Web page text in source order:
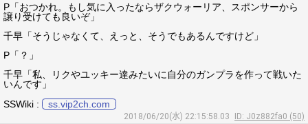
P「おつかれ。もし気に入ったならザクウォーリア、スポンサーから
譲り受けても良いぞ」
千早「そうじゃなくて、えっと、そうでもあるんですけど」
P「？」
千早「私、リクやユッキー達みたいに自分のガンプラを作って戦いた
いんです」
SSWiki :
ss.vip2ch.com
2018/06/20(水) 22:15:58.03
ID: J0z882fa0 (50)